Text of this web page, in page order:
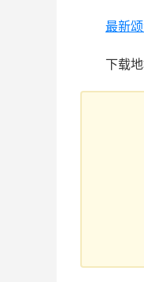
最新
下载